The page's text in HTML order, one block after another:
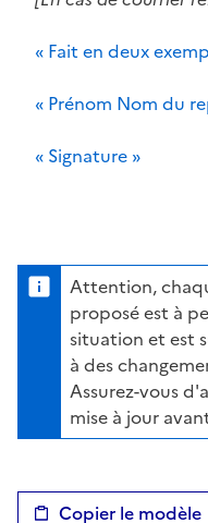
« Fait en deux
« Prénom Nom du
« Signature »
Attention,
proposé est à
situation et est
à des
Assurez-vous
mise à jour
Copier le modèle